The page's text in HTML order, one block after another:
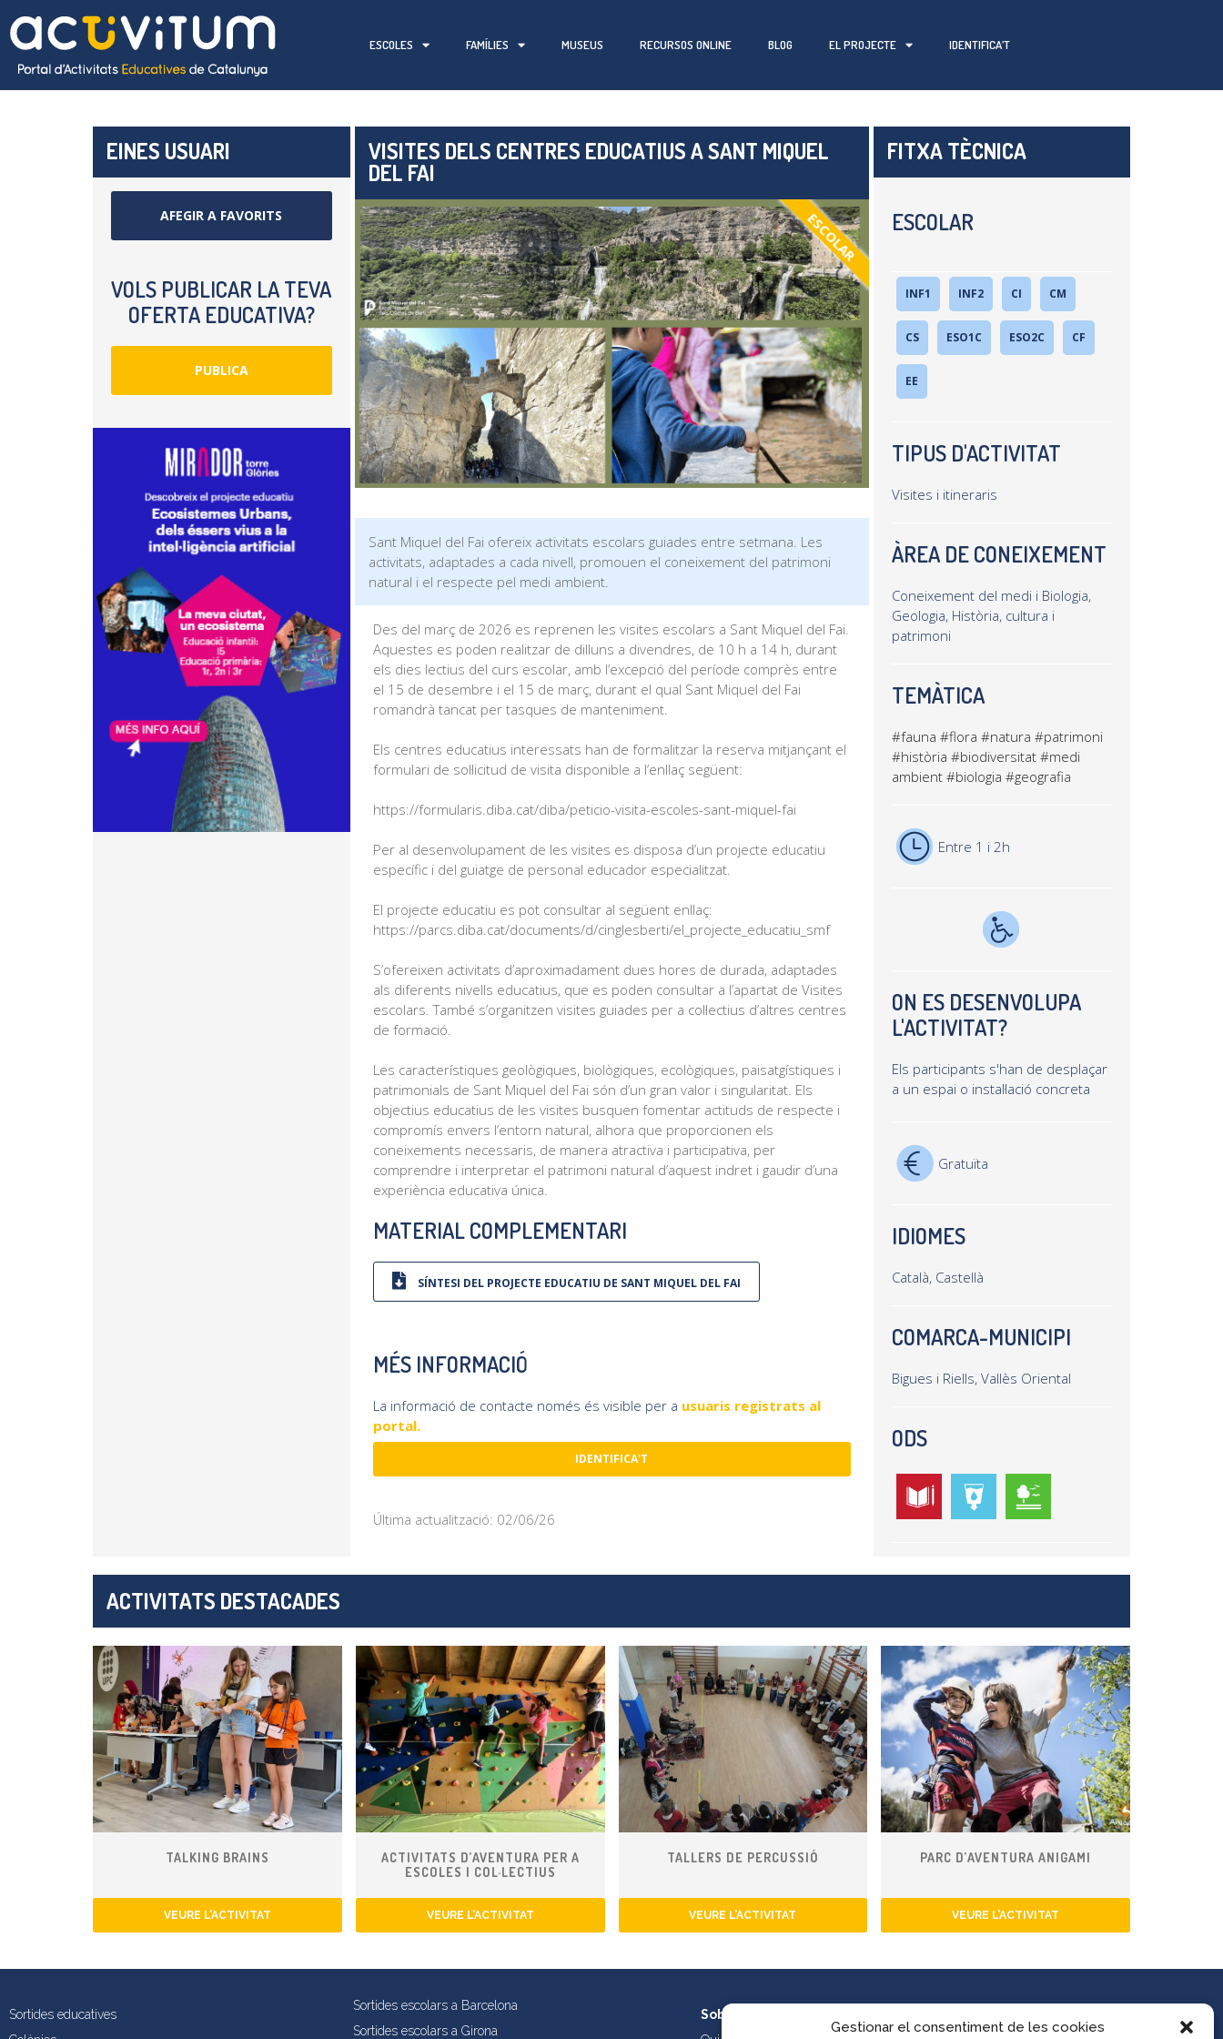
Gestionar el consentiment de les cookies
ESCOLES FAMÍLIES MUSEUS RECURSOS ONLINE BLOG EL PROJECTE IDENTIFICA’T
EINES USUARI
AFEGIR A FAVORITS
VOLS PUBLICAR LA TEVA
OFERTA EDUCATIVA?
PUBLICA
VISITES DELS CENTRES EDUCATIUS A SANT MIQUEL
DEL FAI
ESCOLAR
Sant Miquel del Fai ofereix activitats escolars guiades entre setmana. Les
activitats, adaptades a cada nivell, promouen el coneixement del patrimoni
natural i el respecte pel medi ambient.
Des del març de 2026 es reprenen les visites escolars a Sant Miquel del Fai.
Aquestes es poden realitzar de dilluns a divendres, de 10 h a 14 h, durant
els dies lectius del curs escolar, amb l’excepció del període comprès entre
el 15 de desembre i el 15 de març, durant el qual Sant Miquel del Fai
romandrà tancat per tasques de manteniment.
Els centres educatius interessats han de formalitzar la reserva mitjançant el
formulari de sol·licitud de visita disponible a l’enllaç següent:
https://formularis.diba.cat/diba/peticio-visita-escoles-sant-miquel-fai
Per al desenvolupament de les visites es disposa d’un projecte educatiu
específic i del guiatge de personal educador especialitzat.
El projecte educatiu es pot consultar al següent enllaç:
https://parcs.diba.cat/documents/d/cinglesberti/el_projecte_educatiu_smf
S’ofereixen activitats d’aproximadament dues hores de durada, adaptades
als diferents nivells educatius, que es poden consultar a l’apartat de Visites
escolars. També s’organitzen visites guiades per a col·lectius d’altres centres
de formació.
Les característiques geològiques, biològiques, ecològiques, paisatgístiques i
patrimonials de Sant Miquel del Fai són d’un gran valor i singularitat. Els
objectius educatius de les visites busquen fomentar actituds de respecte i
compromís envers l’entorn natural, alhora que proporcionen els
coneixements necessaris, de manera atractiva i participativa, per
comprendre i interpretar el patrimoni natural d’aquest indret i gaudir d’una
experiència educativa única.
MATERIAL COMPLEMENTARI
SÍNTESI DEL PROJECTE EDUCATIU DE SANT MIQUEL DEL FAI
MÉS INFORMACIÓ
La informació de contacte només és visible per a usuaris registrats al
portal.
IDENTIFICA'T
Última actualització: 02/06/26
FITXA TÈCNICA
ESCOLAR
INF1 INF2 CI CM
CS ESO1C ESO2C CF
EE
TIPUS D'ACTIVITAT
Visites i itineraris
ÀREA DE CONEIXEMENT
Coneixement del medi i Biologia,
Geologia, Història, cultura i
patrimoni
TEMÀTICA
#fauna #flora #natura #patrimoni
#història #biodiversitat #medi
ambient #biologia #geografia
Entre 1 i 2h
ON ES DESENVOLUPA
L'ACTIVITAT?
Els participants s'han de desplaçar
a un espai o instal·lació concreta
Gratuïta
IDIOMES
Català, Castellà
COMARCA-MUNICIPI
Bigues i Riells, Vallès Oriental
ODS
ACTIVITATS DESTACADES
TALKING BRAINS
VEURE L’ACTIVITAT
ACTIVITATS D’AVENTURA PER A
ESCOLES I COL·LECTIUS
VEURE L’ACTIVITAT
TALLERS DE PERCUSSIÓ
VEURE L’ACTIVITAT
PARC D’AVENTURA ANIGAMI
VEURE L’ACTIVITAT
Sortides educatives
Sortides escolars a Barcelona
Sortides escolars a Girona
Sobre nosaltres